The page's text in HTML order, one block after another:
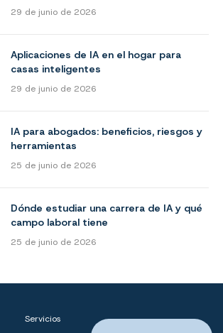
29 de junio de 2026
Aplicaciones de IA en el hogar para
casas inteligentes
29 de junio de 2026
IA para abogados: beneficios, riesgos y
herramientas
25 de junio de 2026
Dónde estudiar una carrera de IA y qué
campo laboral tiene
25 de junio de 2026
Servicios